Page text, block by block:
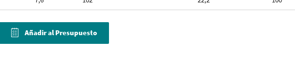
Añadir al Presupuesto